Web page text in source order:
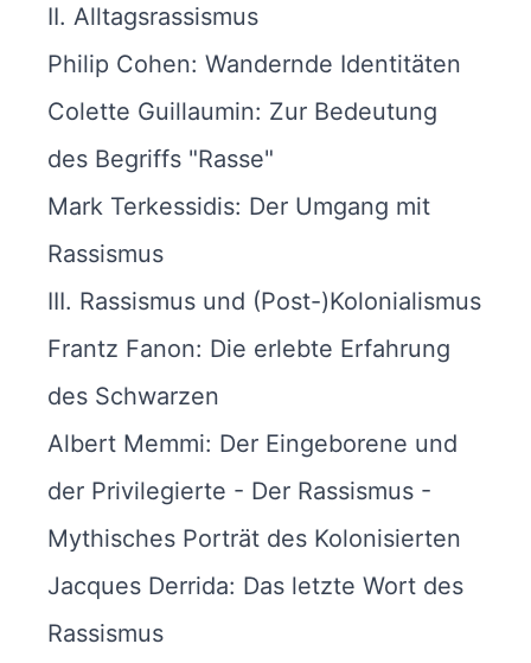
II. Alltagsrassismus
Philip Cohen: Wandernde Identitäten
Colette Guillaumin: Zur Bedeutung
des Begriffs "Rasse"
Mark Terkessidis: Der Umgang mit
Rassismus
III. Rassismus und (Post-)Kolonialismus
Frantz Fanon: Die erlebte Erfahrung
des Schwarzen
Albert Memmi: Der Eingeborene und
der Privilegierte - Der Rassismus -
Mythisches Porträt des Kolonisierten
Jacques Derrida: Das letzte Wort des
Rassismus